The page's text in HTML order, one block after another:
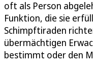
oft als Person
Funktion, die sie
Schimpftiraden
übermächtigen
bestimmt oder den